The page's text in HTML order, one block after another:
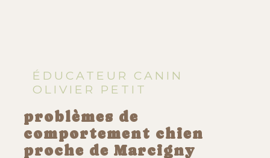
ÉDUCATEUR CANIN
OLIVIER PETIT
problèmes de
comportement chien
proche de Marcigny